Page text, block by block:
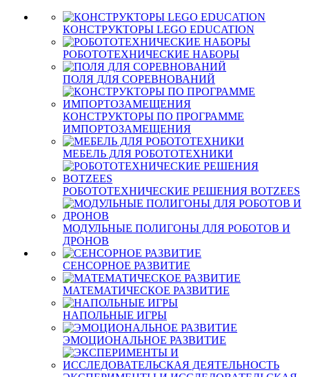
КОНСТРУКТОРЫ LEGO EDUCATION
РОБОТОТЕХНИЧЕСКИЕ НАБОРЫ
ПОЛЯ ДЛЯ СОРЕВНОВАНИЙ
КОНСТРУКТОРЫ ПО ПРОГРАММЕ
ИМПОРТОЗАМЕЩЕНИЯ
МЕБЕЛЬ ДЛЯ РОБОТОТЕХНИКИ
РОБОТОТЕХНИЧЕСКИЕ РЕШЕНИЯ BOTZEES
МОДУЛЬНЫЕ ПОЛИГОНЫ ДЛЯ РОБОТОВ И
ДРОНОВ
СЕНСОРНОЕ РАЗВИТИЕ
МАТЕМАТИЧЕСКОЕ РАЗВИТИЕ
НАПОЛЬНЫЕ ИГРЫ
ЭМОЦИОНАЛЬНОЕ РАЗВИТИЕ